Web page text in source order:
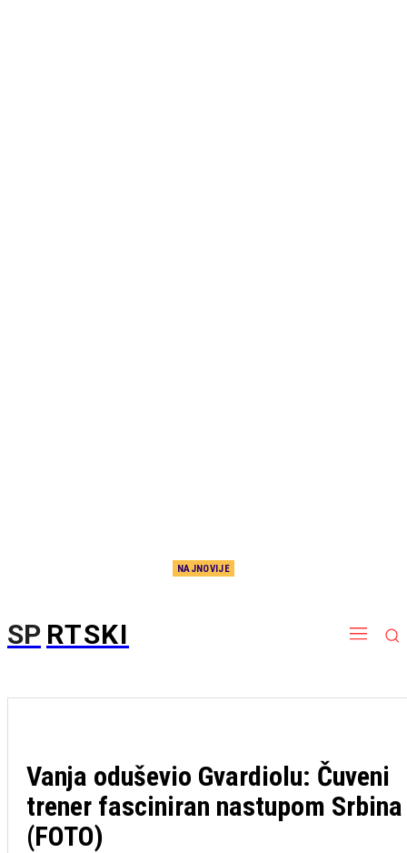
NAJNOVIJE
SP RTSKI
Vanja oduševio Gvardiolu: Čuveni
trener fasciniran nastupom Srbina
(FOTO)